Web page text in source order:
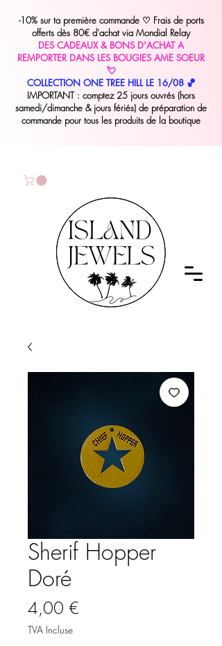
-10% sur ta première commande ♡ Frais de ports
offerts dès 80€ d'achat via Mondial Relay
DES CADEAUX & BONS D'ACHAT A
REMPORTER DANS LES BOUGIES AME SOEUR
💘
COLLECTION ONE TREE HILL LE 16/08 🏀
IMPORTANT : comptez 25 jours ouvrés (hors
samedi/dimanche & jours fériés) de préparation de
commande pour tous les produits de la boutique
Sherif Hopper
Doré
4,00 €
TVA Incluse